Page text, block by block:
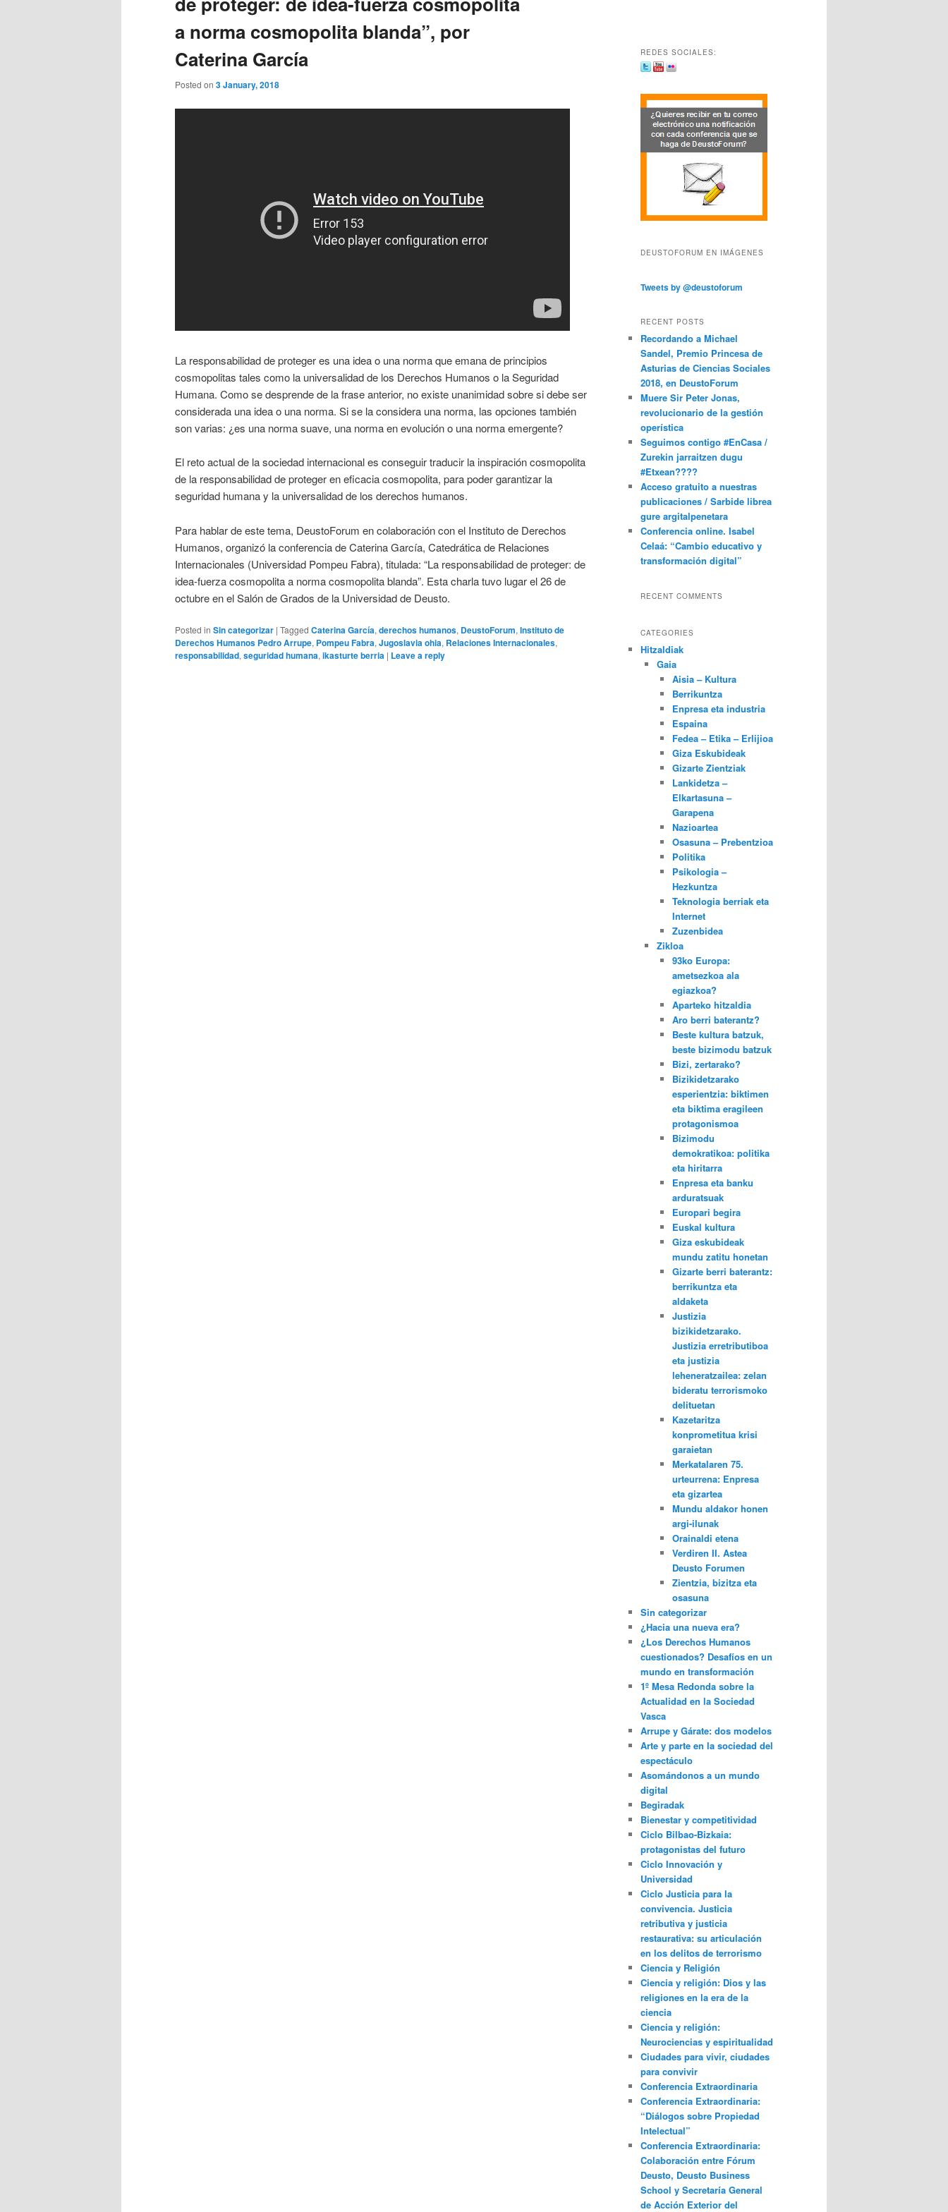
a norma cosmopolita blanda”, por
Caterina García
Posted on 3 January, 2018
La responsabilidad de proteger es una idea o una norma que emana de principios
cosmopolitas tales como la universalidad de los Derechos Humanos o la Seguridad
Humana. Como se desprende de la frase anterior, no existe unanimidad sobre si debe ser
considerada una idea o una norma. Si se la considera una norma, las opciones también
son varias: ¿es una norma suave, una norma en evolución o una norma emergente?
El reto actual de la sociedad internacional es conseguir traducir la inspiración cosmopolita
de la responsabilidad de proteger en eficacia cosmopolita, para poder garantizar la
seguridad humana y la universalidad de los derechos humanos.
Para hablar de este tema, DeustoForum en colaboración con el Instituto de Derechos
Humanos, organizó la conferencia de Caterina García, Catedrática de Relaciones
Internacionales (Universidad Pompeu Fabra), titulada: “La responsabilidad de proteger: de
idea-fuerza cosmopolita a norma cosmopolita blanda”. Esta charla tuvo lugar el 26 de
octubre en el Salón de Grados de la Universidad de Deusto.
Posted in Sin categorizar | Tagged Caterina García, derechos humanos, DeustoForum, Instituto de
Derechos Humanos Pedro Arrupe, Pompeu Fabra, Jugoslavia ohia, Relaciones Internacionales,
responsabilidad, seguridad humana, ikasturte berria | Leave a reply
REDES SOCIALES:
DEUSTOFORUM EN IMÁGENES
Tweets by @deustoforum
RECENT POSTS
Recordando a Michael
Sandel, Premio Princesa de
Asturias de Ciencias Sociales
2018, en DeustoForum
Muere Sir Peter Jonas,
revolucionario de la gestión
operística
Seguimos contigo #EnCasa /
Zurekin jarraitzen dugu
#Etxean????
Acceso gratuito a nuestras
publicaciones / Sarbide librea
gure argitalpenetara
Conferencia online. Isabel
Celaá: “Cambio educativo y
transformación digital”
RECENT COMMENTS
CATEGORIES
Hitzaldiak
Gaia
Aisia – Kultura
Berrikuntza
Enpresa eta industria
Espaina
Fedea – Etika – Erlijioa
Giza Eskubideak
Gizarte Zientziak
Lankidetza –
Elkartasuna –
Garapena
Nazioartea
Osasuna – Prebentzioa
Politika
Psikologia –
Hezkuntza
Teknologia berriak eta
Internet
Zuzenbidea
Zikloa
93ko Europa:
ametsezkoa ala
egiazkoa?
Aparteko hitzaldia
Aro berri baterantz?
Beste kultura batzuk,
beste bizimodu batzuk
Bizi, zertarako?
Bizikidetzarako
esperientzia: biktimen
eta biktima eragileen
protagonismoa
Bizimodu
demokratikoa: politika
eta hiritarra
Enpresa eta banku
arduratsuak
Europari begira
Euskal kultura
Giza eskubideak
mundu zatitu honetan
Gizarte berri baterantz:
berrikuntza eta
aldaketa
Justizia
bizikidetzarako.
Justizia erretributiboa
eta justizia
leheneratzailea: zelan
bideratu terrorismoko
delituetan
Kazetaritza
konprometitua krisi
garaietan
Merkatalaren 75.
urteurrena: Enpresa
eta gizartea
Mundu aldakor honen
argi-ilunak
Orainaldi etena
Verdiren II. Astea
Deusto Forumen
Zientzia, bizitza eta
osasuna
Sin categorizar
¿Hacia una nueva era?
¿Los Derechos Humanos
cuestionados? Desafíos en un
mundo en transformación
1º Mesa Redonda sobre la
Actualidad en la Sociedad
Vasca
Arrupe y Gárate: dos modelos
Arte y parte en la sociedad del
espectáculo
Asomándonos a un mundo
digital
Begiradak
Bienestar y competitividad
Ciclo Bilbao-Bizkaia:
protagonistas del futuro
Ciclo Innovación y
Universidad
Ciclo Justicia para la
convivencia. Justicia
retributiva y justicia
restaurativa: su articulación
en los delitos de terrorismo
Ciencia y Religión
Ciencia y religión: Dios y las
religiones en la era de la
ciencia
Ciencia y religión:
Neurociencias y espiritualidad
Ciudades para vivir, ciudades
para convivir
Conferencia Extraordinaria
Conferencia Extraordinaria:
“Diálogos sobre Propiedad
Intelectual”
Conferencia Extraordinaria:
Colaboración entre Fórum
Deusto, Deusto Business
School y Secretaría General
de Acción Exterior del